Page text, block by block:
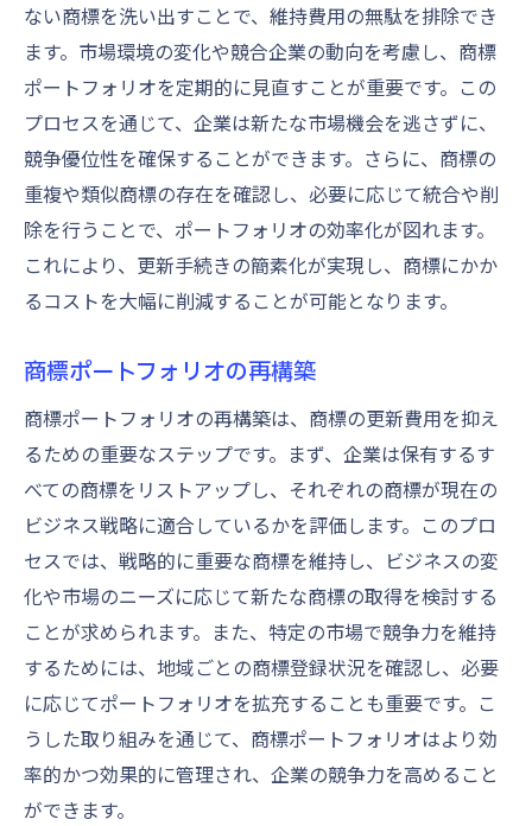
ない商標を洗い出すことで、維持費用の無駄を排除でき
ます。市場環境の変化や競合企業の動向を考慮し、商標
ポートフォリオを定期的に見直すことが重要です。この
プロセスを通じて、企業は新たな市場機会を逃さずに、
競争優位性を確保することができます。さらに、商標の
重複や類似商標の存在を確認し、必要に応じて統合や削
除を行うことで、ポートフォリオの効率化が図れます。
これにより、更新手続きの簡素化が実現し、商標にかか
るコストを大幅に削減することが可能となります。
商標ポートフォリオの再構築
商標ポートフォリオの再構築は、商標の更新費用を抑え
るための重要なステップです。まず、企業は保有するす
べての商標をリストアップし、それぞれの商標が現在の
ビジネス戦略に適合しているかを評価します。このプロ
セスでは、戦略的に重要な商標を維持し、ビジネスの変
化や市場のニーズに応じて新たな商標の取得を検討する
ことが求められます。また、特定の市場で競争力を維持
するためには、地域ごとの商標登録状況を確認し、必要
に応じてポートフォリオを拡充することも重要です。こ
うした取り組みを通じて、商標ポートフォリオはより効
率的かつ効果的に管理され、企業の競争力を高めること
ができます。